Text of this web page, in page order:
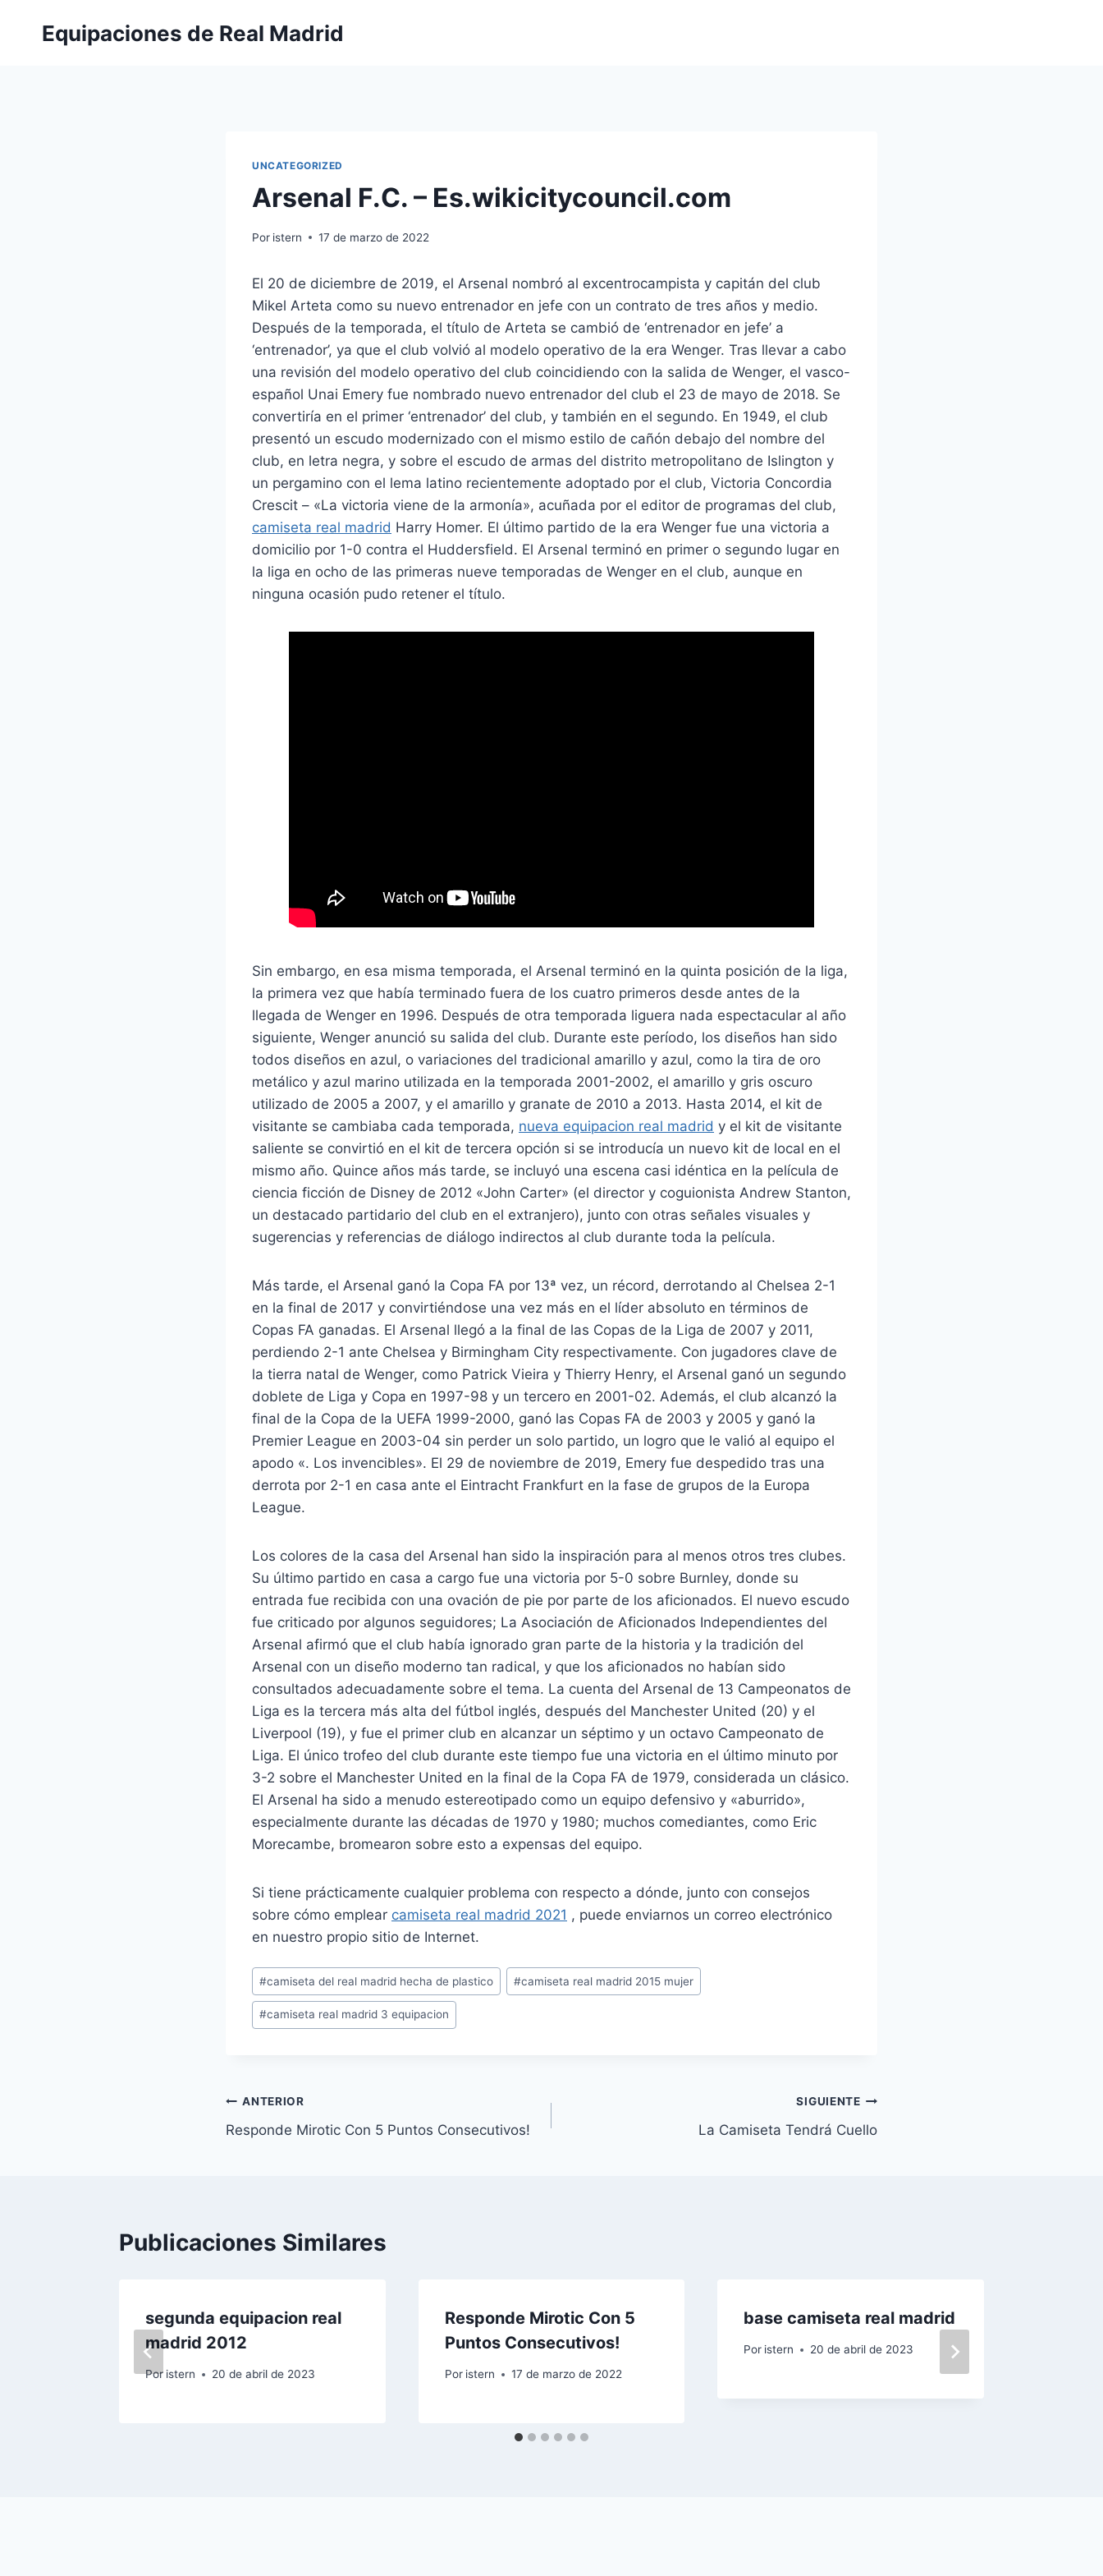
Equipaciones de Real Madrid
UNCATEGORIZED
Arsenal F.C. – Es.wikicitycouncil.com
Por istern 17 de marzo de 2022
El 20 de diciembre de 2019, el Arsenal nombró al excentrocampista y capitán del club
Mikel Arteta como su nuevo entrenador en jefe con un contrato de tres años y medio.
Después de la temporada, el título de Arteta se cambió de ‘entrenador en jefe’ a
‘entrenador’, ya que el club volvió al modelo operativo de la era Wenger. Tras llevar a cabo
una revisión del modelo operativo del club coincidiendo con la salida de Wenger, el vasco-
español Unai Emery fue nombrado nuevo entrenador del club el 23 de mayo de 2018. Se
convertiría en el primer ‘entrenador’ del club, y también en el segundo. En 1949, el club
presentó un escudo modernizado con el mismo estilo de cañón debajo del nombre del
club, en letra negra, y sobre el escudo de armas del distrito metropolitano de Islington y
un pergamino con el lema latino recientemente adoptado por el club, Victoria Concordia
Crescit – «La victoria viene de la armonía», acuñada por el editor de programas del club,
camiseta real madrid Harry Homer. El último partido de la era Wenger fue una victoria a
domicilio por 1-0 contra el Huddersfield. El Arsenal terminó en primer o segundo lugar en
la liga en ocho de las primeras nueve temporadas de Wenger en el club, aunque en
ninguna ocasión pudo retener el título.
Sin embargo, en esa misma temporada, el Arsenal terminó en la quinta posición de la liga,
la primera vez que había terminado fuera de los cuatro primeros desde antes de la
llegada de Wenger en 1996. Después de otra temporada liguera nada espectacular al año
siguiente, Wenger anunció su salida del club. Durante este período, los diseños han sido
todos diseños en azul, o variaciones del tradicional amarillo y azul, como la tira de oro
metálico y azul marino utilizada en la temporada 2001-2002, el amarillo y gris oscuro
utilizado de 2005 a 2007, y el amarillo y granate de 2010 a 2013. Hasta 2014, el kit de
visitante se cambiaba cada temporada, nueva equipacion real madrid y el kit de visitante
saliente se convirtió en el kit de tercera opción si se introducía un nuevo kit de local en el
mismo año. Quince años más tarde, se incluyó una escena casi idéntica en la película de
ciencia ficción de Disney de 2012 «John Carter» (el director y coguionista Andrew Stanton,
un destacado partidario del club en el extranjero), junto con otras señales visuales y
sugerencias y referencias de diálogo indirectos al club durante toda la película.
Más tarde, el Arsenal ganó la Copa FA por 13ª vez, un récord, derrotando al Chelsea 2-1
en la final de 2017 y convirtiéndose una vez más en el líder absoluto en términos de
Copas FA ganadas. El Arsenal llegó a la final de las Copas de la Liga de 2007 y 2011,
perdiendo 2-1 ante Chelsea y Birmingham City respectivamente. Con jugadores clave de
la tierra natal de Wenger, como Patrick Vieira y Thierry Henry, el Arsenal ganó un segundo
doblete de Liga y Copa en 1997-98 y un tercero en 2001-02. Además, el club alcanzó la
final de la Copa de la UEFA 1999-2000, ganó las Copas FA de 2003 y 2005 y ganó la
Premier League en 2003-04 sin perder un solo partido, un logro que le valió al equipo el
apodo «. Los invencibles». El 29 de noviembre de 2019, Emery fue despedido tras una
derrota por 2-1 en casa ante el Eintracht Frankfurt en la fase de grupos de la Europa
League.
Los colores de la casa del Arsenal han sido la inspiración para al menos otros tres clubes.
Su último partido en casa a cargo fue una victoria por 5-0 sobre Burnley, donde su
entrada fue recibida con una ovación de pie por parte de los aficionados. El nuevo escudo
fue criticado por algunos seguidores; La Asociación de Aficionados Independientes del
Arsenal afirmó que el club había ignorado gran parte de la historia y la tradición del
Arsenal con un diseño moderno tan radical, y que los aficionados no habían sido
consultados adecuadamente sobre el tema. La cuenta del Arsenal de 13 Campeonatos de
Liga es la tercera más alta del fútbol inglés, después del Manchester United (20) y el
Liverpool (19), y fue el primer club en alcanzar un séptimo y un octavo Campeonato de
Liga. El único trofeo del club durante este tiempo fue una victoria en el último minuto por
3-2 sobre el Manchester United en la final de la Copa FA de 1979, considerada un clásico.
El Arsenal ha sido a menudo estereotipado como un equipo defensivo y «aburrido»,
especialmente durante las décadas de 1970 y 1980; muchos comediantes, como Eric
Morecambe, bromearon sobre esto a expensas del equipo.
Si tiene prácticamente cualquier problema con respecto a dónde, junto con consejos
sobre cómo emplear camiseta real madrid 2021 , puede enviarnos un correo electrónico
en nuestro propio sitio de Internet.
Etiquetas
de
la
#camiseta del real madrid hecha de plastico #camiseta real madrid 2015 mujer
#camiseta real madrid 3 equipacion
Navegación
de
ANTERIOR
Responde Mirotic Con 5 Puntos Consecutivos!
SIGUIENTE
La Camiseta Tendrá Cuello
Publicaciones Similares
segunda equipacion real
madrid 2012
Por istern 20 de abril de 2023
Responde Mirotic Con 5
Puntos Consecutivos!
Por istern 17 de marzo de 2022
base camiseta real madrid
Por istern 20 de abril de 2023